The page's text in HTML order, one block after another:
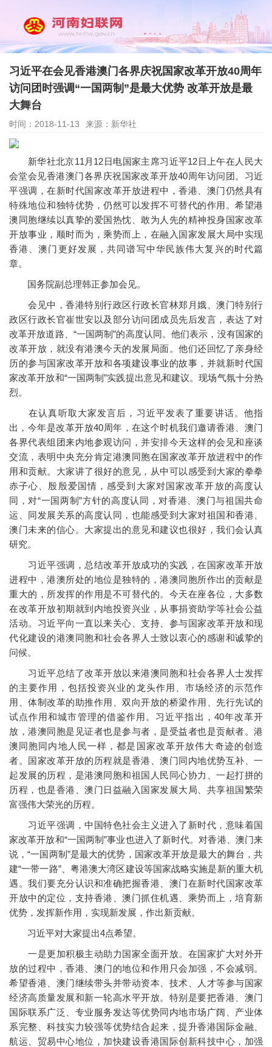
习近平在会见香港澳门各界庆祝国家改革开放40周年
访问团时强调“一国两制”是最大优势 改革开放是最
大舞台
时间：2018-11-13 来源：新华社
新华社北京11月12日电国家主席习近平12日上午在人民大
会堂会见香港澳门各界庆祝国家改革开放40周年访问团。习近
平强调，在新时代国家改革开放进程中，香港、澳门仍然具有
特殊地位和独特优势，仍然可以发挥不可替代的作用。希望港
澳同胞继续以真挚的爱国热忱、敢为人先的精神投身国家改革
开放事业，顺时而为，乘势而上，在融入国家发展大局中实现
香港、澳门更好发展，共同谱写中华民族伟大复兴的时代篇
章。
国务院副总理韩正参加会见。
会见中，香港特别行政区行政长官林郑月娥、澳门特别行
政区行政长官崔世安以及部分访问团成员先后发言，表达了对
改革开放道路、“一国两制”的高度认同。他们表示，没有国家的
改革开放，就没有港澳今天的发展局面。他们还回忆了亲身经
历的参与国家改革开放和各项建设事业的故事，并就新时代国
家改革开放和“一国两制”实践提出意见和建议。现场气氛十分热
烈。
在认真听取大家发言后，习近平发表了重要讲话。他指
出，今年是改革开放40周年，在这个时机我们邀请香港、澳门
各界代表组团来内地参观访问，并安排今天这样的会见和座谈
交流，表明中央充分肯定港澳同胞在国家改革开放进程中的作
用和贡献。大家讲了很好的意见，从中可以感受到大家的拳拳
赤子心、殷殷爱国情，感受到大家对国家改革开放的高度认
同，对“一国两制”方针的高度认同，对香港、澳门与祖国共命
运、同发展关系的高度认同，也能感受到大家对祖国和香港、
澳门未来的信心。大家提出的意见和建议也很好，我们会认真
研究。
习近平强调，总结改革开放成功的实践，在国家改革开放
进程中，港澳所处的地位是独特的，港澳同胞所作出的贡献是
重大的，所发挥的作用是不可替代的。今天在座各位，大多数
在改革开放初期就到内地投资兴业，从事捐资助学等社会公益
活动。习近平向一直以来关心、支持、参与国家改革开放和现
代化建设的港澳同胞和社会各界人士致以衷心的感谢和诚挚的
问候。
习近平总结了改革开放以来港澳同胞和社会各界人士发挥
的主要作用，包括投资兴业的龙头作用、市场经济的示范作
用、体制改革的助推作用、双向开放的桥梁作用、先行先试的
试点作用和城市管理的借鉴作用。习近平指出，40年改革开
放，港澳同胞是见证者也是参与者，是受益者也是贡献者。港
澳同胞同内地人民一样，都是国家改革开放伟大奇迹的创造
者。国家改革开放的历程就是香港、澳门同内地优势互补、一
起发展的历程，是港澳同胞和祖国人民同心协力、一起打拼的
历程，也是香港、澳门日益融入国家发展大局、共享祖国繁荣
富强伟大荣光的历程。
习近平强调，中国特色社会主义进入了新时代，意味着国
家改革开放和“一国两制”事业也进入了新时代。对香港、澳门来
说，“一国两制”是最大的优势，国家改革开放是最大的舞台，共
建“一带一路”、粤港澳大湾区建设等国家战略实施是新的重大机
遇。我们要充分认识和准确把握香港、澳门在新时代国家改革
开放中的定位，支持香港、澳门抓住机遇、乘势而上，培育新
优势，发挥新作用，实现新发展，作出新贡献。
习近平对大家提出4点希望。
一是更加积极主动助力国家全面开放。在国家扩大对外开
放的过程中，香港、澳门的地位和作用只会加强，不会减弱。
希望香港、澳门继续带头并带动资本、技术、人才等参与国家
经济高质量发展和新一轮高水平开放。特别是要把香港、澳门
国际联系广泛、专业服务发达等优势同内地市场广阔、产业体
系完整、科技实力较强等优势结合起来，提升香港国际金融、
航运、贸易中心地位，加快建设香港国际创新科技中心，加强